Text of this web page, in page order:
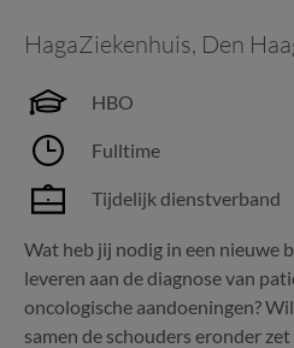
HagaZiekenhuis, Den
HBO
Fulltime
Tijdelijk dienstverband
Wat heb jij nodig in een nieuwe
leveren aan de diagnose van
oncologische aandoeningen?
samen de schouders eronder